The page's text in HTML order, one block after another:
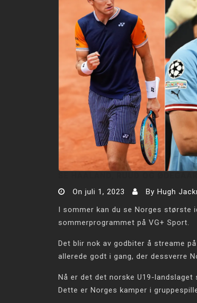
On juli 1, 2023 By Hugh
I sommer kan du se Norges
sommerprogrammet på VG+ Sport.
Det blir nok av godbiter å streame
allerede godt i gang, der dessverre
Nå er det det norske U19-
Dette er Norges kamper i